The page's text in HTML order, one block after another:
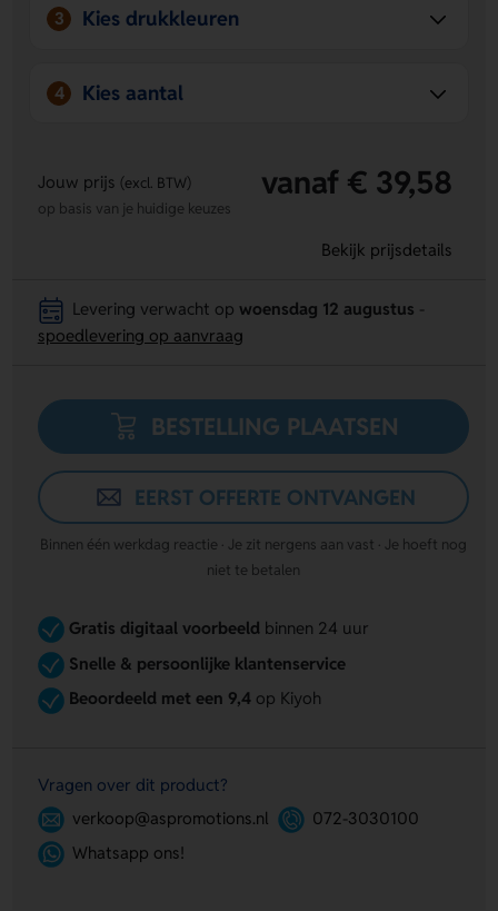
3 Kies drukkleuren
4 Kies aantal
Jouw prijs (excl. BTW) vanaf € 39,58
op basis van je huidige keuzes
Bekijk prijsdetails
Levering verwacht op woensdag 12 augustus
spoedlevering op aanvraag
BESTELLING PLAATSEN
EERST OFFERTE ONTVANGEN
Binnen één werkdag reactie · Je zit nergens aan vast · Je hoeft nog
niet te betalen
Gratis digitaal voorbeeld binnen 24 uur
Snelle & persoonlijke klantenservice
Beoordeeld met een 9,4op Kiyoh
Vragen over dit product?
verkoop@aspromotions.nl
072-3030100
Whatsapp ons!